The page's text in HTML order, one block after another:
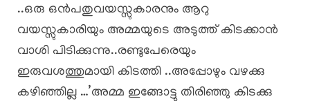
..ഒരു ഒൻപതുവയസ്സുകാരനും ആറു
വയസ്സുകാരിയും അമ്മയുടെ അടുത്ത് കിടക്കാൻ
വാശി പിടിക്കുന്നു..രണ്ടുപേരെയും
ഇരുവശത്തുമായി കിടത്തി ..അപ്പോഴും വഴക്കു
കഴിഞ്ഞില്ല …’അമ്മ ഇങ്ങോട്ടു തിരിഞ്ഞു കിടക്കു